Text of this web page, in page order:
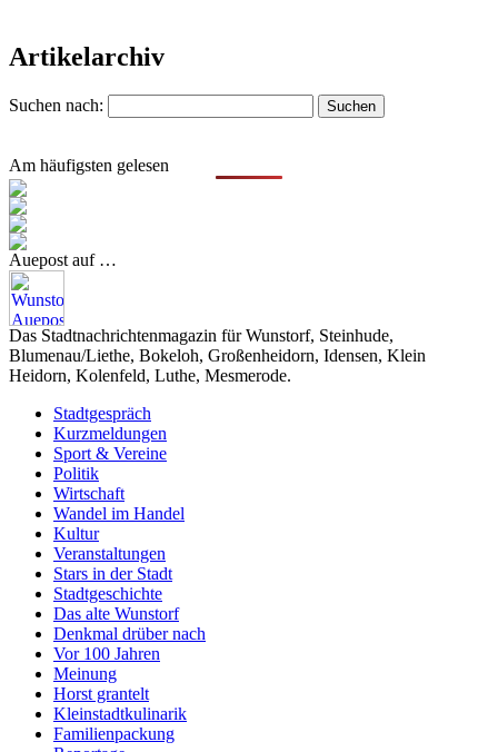
Artikelarchiv
Suchen nach:
Am häufigsten gelesen
Auepost auf …
Das Stadtnachrichtenmagazin für Wunstorf, Steinhude,
Blumenau/Liethe, Bokeloh, Großenheidorn, Idensen, Klein
Heidorn, Kolenfeld, Luthe, Mesmerode.
Stadtgespräch
Kurzmeldungen
Sport & Vereine
Politik
Wirtschaft
Wandel im Handel
Kultur
Veranstaltungen
Stars in der Stadt
Stadtgeschichte
Das alte Wunstorf
Denkmal drüber nach
Vor 100 Jahren
Meinung
Horst grantelt
Kleinstadtkulinarik
Familienpackung